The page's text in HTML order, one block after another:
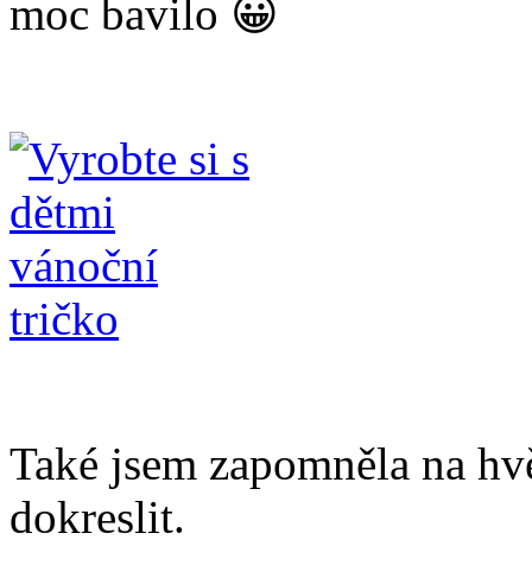
moc bavilo 😀
Také jsem zapomněla na
dokreslit.